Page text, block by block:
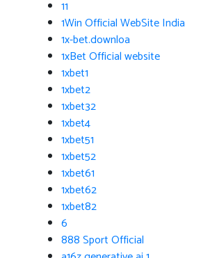
11
1Win Official WebSite India
1x-bet.downloa
1xBet Official website
1xbet1
1xbet2
1xbet32
1xbet4
1xbet51
1xbet52
1xbet61
1xbet62
1xbet82
6
888 Sport Official